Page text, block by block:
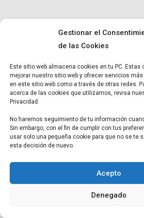
Gestionar el
de las Cookies
Este sitio web almacena cookies en tu PC. Estas
mejorar nuestro sitio web y ofrecer servicios
en este sitio web como a través de otras redes.
acerca de las cookies que utilizamos, revisa
Privacidad.
No haremos seguimiento de tu información
Sin embargo, con el fin de cumplir con tus
usar solo una pequeña cookie para que no se te
esta decisión de nuevo.
Acepto
Denegado
2022. Todos los
Términos y condiciones|Política de